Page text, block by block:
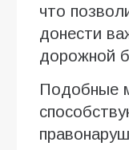
что
донести
дорожной
Подобные